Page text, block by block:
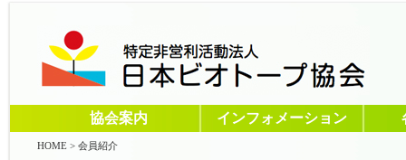
協会案内 インフォメーション
HOME> 会員紹介